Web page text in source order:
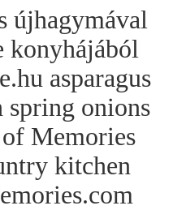
újhagymával
konyhájából
asparagus
spring onions
Memories
kitchen